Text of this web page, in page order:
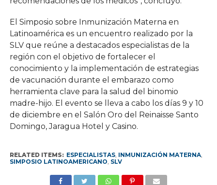
El Simposio sobre Inmunización Materna en
Latinoamérica es un encuentro realizado por la
SLV que reúne a destacados especialistas de la
región con el objetivo de fortalecer el
conocimiento y la implementación de estrategias
de vacunación durante el embarazo como
herramienta clave para la salud del binomio
madre-hijo. El evento se lleva a cabo los días 9 y 10
de diciembre en el Salón Oro del Reinaisse Santo
Domingo, Jaragua Hotel y Casino.
RELATED ITEMS: ESPECIALISTAS, INMUNIZACIÓN MATERNA,
SIMPOSIO LATINOAMERICANO, SLV